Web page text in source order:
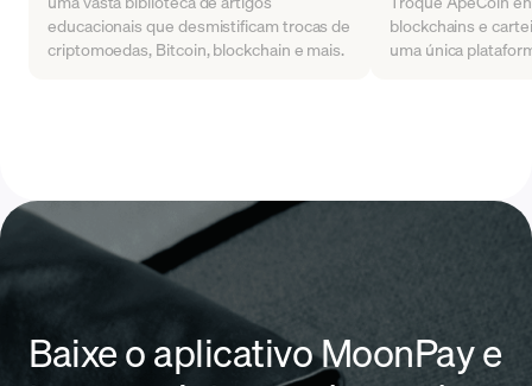
educacionais que desmistificam trocas de
criptomoedas, Bitcoin, blockchain e mais.
blockchains e
uma única
Baixe o aplicativo MoonPay e